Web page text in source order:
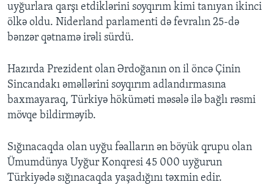
uyğurlara qarşı etdiklərini soyqırım kimi tanıyan ikinci
ölkə oldu. Niderland parlamenti də fevralın 25-də
bənzər qətnamə irəli sürdü.
Hazırda Prezident olan Ərdoğanın on il öncə Çinin
Sincandakı əməllərini soyqırım adlandırmasına
baxmayaraq, Türkiyə höküməti məsələ ilə bağlı rəsmi
mövqe bildirməyib.
Sığınacaqda olan uyğu fəalların ən böyük qrupu olan
Ümumdünya Uyğur Konqresi 45 000 uyğurun
Türkiyədə sığınacaqda yaşadığını təxmin edir.